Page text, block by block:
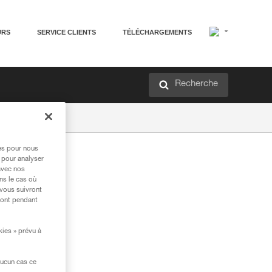
SERVICE CLIENTS TÉLÉCHARGEMENTS
Recherche
pour nous
analyser
nos
le cas où
suivront
pendant
» prévu à
cas ce